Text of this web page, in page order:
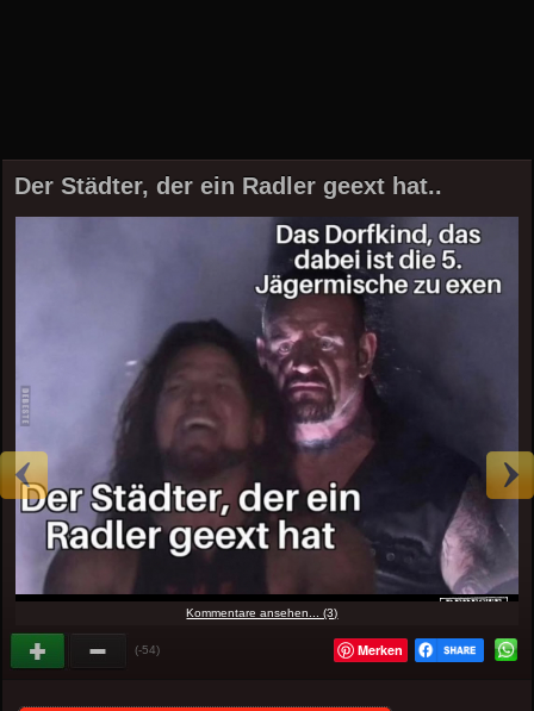
Der Städter, der ein Radler geext hat..
Kommentare ansehen... (3)
(-54) Merken